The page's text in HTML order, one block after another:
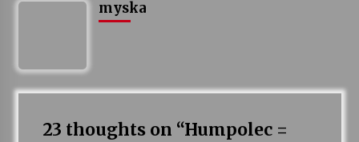
myska
23 thoughts on “Humpolec =